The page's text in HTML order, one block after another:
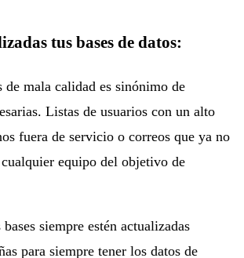
tus bases de datos:
de mala calidad es sinónimo de
Listas de usuarios con un alto
fuera de servicio o correos que ya no
equipo del objetivo de
siempre estén actualizadas
para siempre tener los datos de